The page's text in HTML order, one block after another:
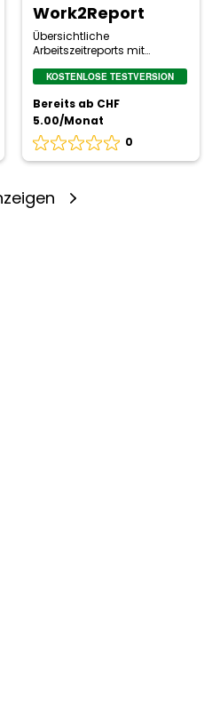
Work2Report
Übersichtliche
Arbeitszeitreports mit
KOSTENLOSE TESTVERSION
Bereits ab CHF
5.00/Monat
0
Bewertung
0
basierend